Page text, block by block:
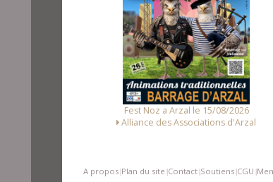
Fest Noz a Arzal le 15/08/2026
Alliance des Associations d'Arzal
A propos |Plan du site |Contact |Soutiens |CGU |